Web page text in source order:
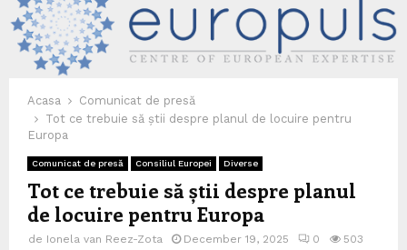
Acasa
Comunicat de presă
Tot ce trebuie să știi despre planul de locuire pentru
Europa
Comunicat de presă Consiliul Europei Diverse
Tot ce trebuie să știi despre planul
de locuire pentru Europa
de Ionela van Reez-Zota December 19, 2025 0 503